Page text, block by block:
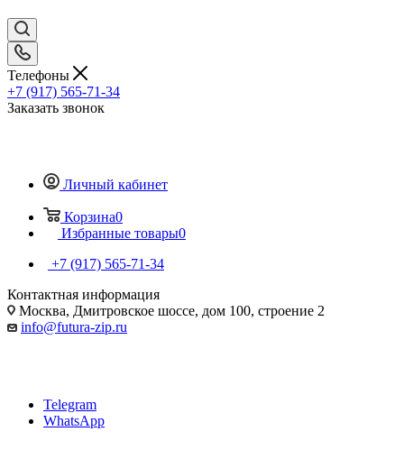
Телефоны
+7 (917) 565-71-34
Заказать звонок
Личный кабинет
Корзина0
Избранные товары0
+7 (917) 565-71-34
Контактная информация
Москва, Дмитровское шоссе, дом 100, строение 2
info@futura-zip.ru
Telegram
WhatsApp